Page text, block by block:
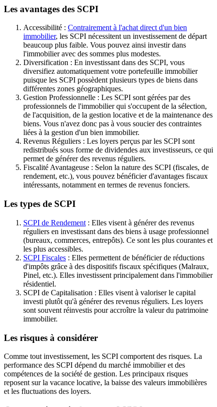
Les avantages des SCPI
Accessibilité : Contrairement à l'achat direct d'un bien
immobilier, les SCPI nécessitent un investissement de départ
beaucoup plus faible. Vous pouvez ainsi investir dans
l'immobilier avec des sommes plus modestes.
Diversification : En investissant dans des SCPI, vous
diversifiez automatiquement votre portefeuille immobilier
puisque les SCPI possèdent plusieurs types de biens dans
différentes zones géographiques.
Gestion Professionnelle : Les SCPI sont gérées par des
professionnels de l'immobilier qui s'occupent de la sélection,
de l'acquisition, de la gestion locative et de la maintenance des
biens. Vous n'avez donc pas à vous soucier des contraintes
liées à la gestion d'un bien immobilier.
Revenus Réguliers : Les loyers perçus par les SCPI sont
redistribués sous forme de dividendes aux investisseurs, ce qui
permet de générer des revenus réguliers.
Fiscalité Avantageuse : Selon la nature des SCPI (fiscales, de
rendement, etc.), vous pouvez bénéficier d'avantages fiscaux
intéressants, notamment en termes de revenus fonciers.
Les types de SCPI
SCPI de Rendement : Elles visent à générer des revenus
réguliers en investissant dans des biens à usage professionnel
(bureaux, commerces, entrepôts). Ce sont les plus courantes et
les plus accessibles.
SCPI Fiscales : Elles permettent de bénéficier de réductions
d'impôts grâce à des dispositifs fiscaux spécifiques (Malraux,
Pinel, etc.). Elles investissent principalement dans l'immobilier
résidentiel.
SCPI de Capitalisation : Elles visent à valoriser le capital
investi plutôt qu'à générer des revenus réguliers. Les loyers
sont souvent réinvestis pour accroître la valeur du patrimoine
immobilier.
Les risques à considérer
Comme tout investissement, les SCPI comportent des risques. La
performance des SCPI dépend du marché immobilier et des
compétences de la société de gestion. Les principaux risques
reposent sur la vacance locative, la baisse des valeurs immobilières
et les fluctuations des loyers.